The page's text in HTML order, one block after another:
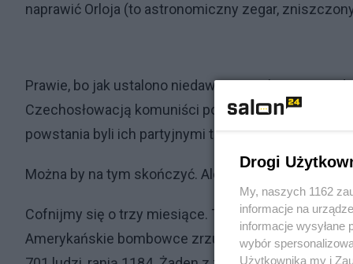
naprawić Orloja (to astronomiczny zegar,
Prawie, bo jak ustalono niedawno, w trakcie
Czechosłowacją komuniści podawali znacznie
powstania byli ich partyjnymi towarzyszami.
Można by na tym skończyć. Ale...
Cofnijmy się o trzy miesiące. To samo miejsce,
Amerykańskie bombowce zrzucają 58 ton bomb
Drogi
My, naszych 1162
informacje na
informacje wysyłane
wybór
Użytkownika my i